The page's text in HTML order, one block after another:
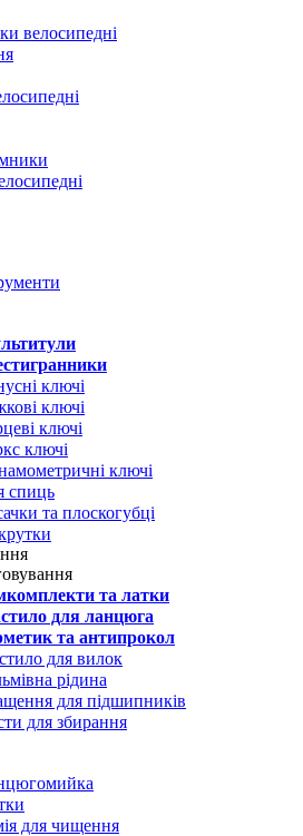
велосипедні
ключі
ключі
ключі
ключі
ключі
спиць
та плоскогубці
та латки
для ланцюга
та антипрокол
для вилок
рідина
для підшипників
для збирання
для чищення